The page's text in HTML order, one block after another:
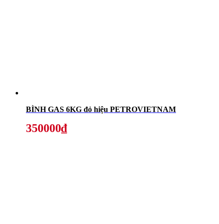
BÌNH GAS 6KG đỏ hiệu PETROVIETNAM
350000₫